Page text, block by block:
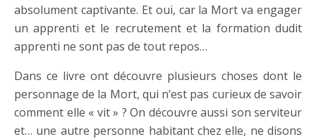
absolument captivante. Et oui, car la Mort va engager
un apprenti et le recrutement et la formation dudit
apprenti ne sont pas de tout repos…
Dans ce livre ont découvre plusieurs choses dont le
personnage de la Mort, qui n’est pas curieux de savoir
comment elle « vit » ? On découvre aussi son serviteur
et… une autre personne habitant chez elle, ne disons